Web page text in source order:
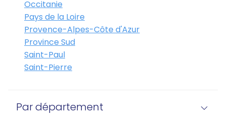
Occitanie
Pays de la Loire
Provence-Alpes-Côte d'Azur
Province Sud
Saint-Paul
Saint-Pierre
Par département